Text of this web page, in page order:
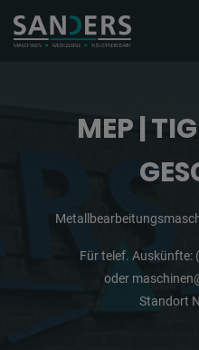
MEP |
Für telef. Auskünfte:
oder
Standort